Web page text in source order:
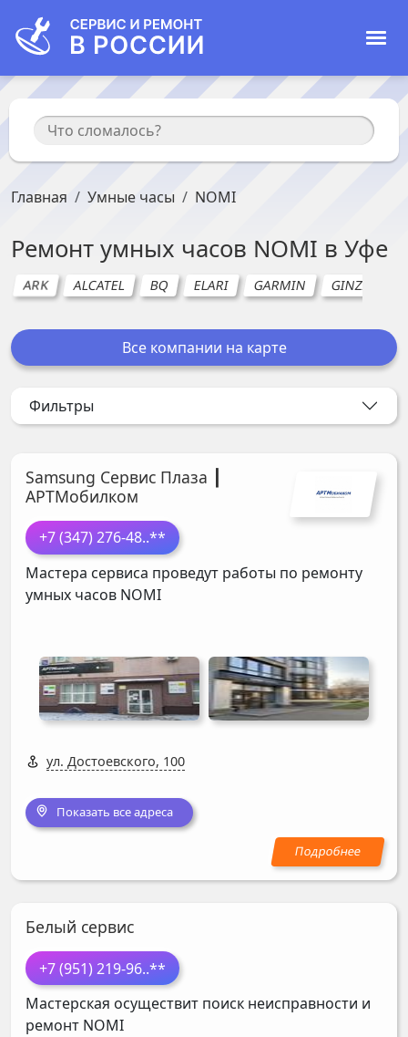
Главная Умные часы NOMI
Ремонт умных часов NOMI в Уфе
ARK ALCATEL BQ ELARI GARMIN GINZZU
Все компании на карте
Фильтры
Samsung Сервис Плаза ┃
АРТМобилком
+7 (347) 276-48..**
Мастера сервиса проведут работы по ремонту
умных часов NOMI
ул. Достоевского, 100
Показать все адреса
Белый сервис
+7 (951) 219-96..**
Мастерская осуществит поиск неисправности и
ремонт NOMI